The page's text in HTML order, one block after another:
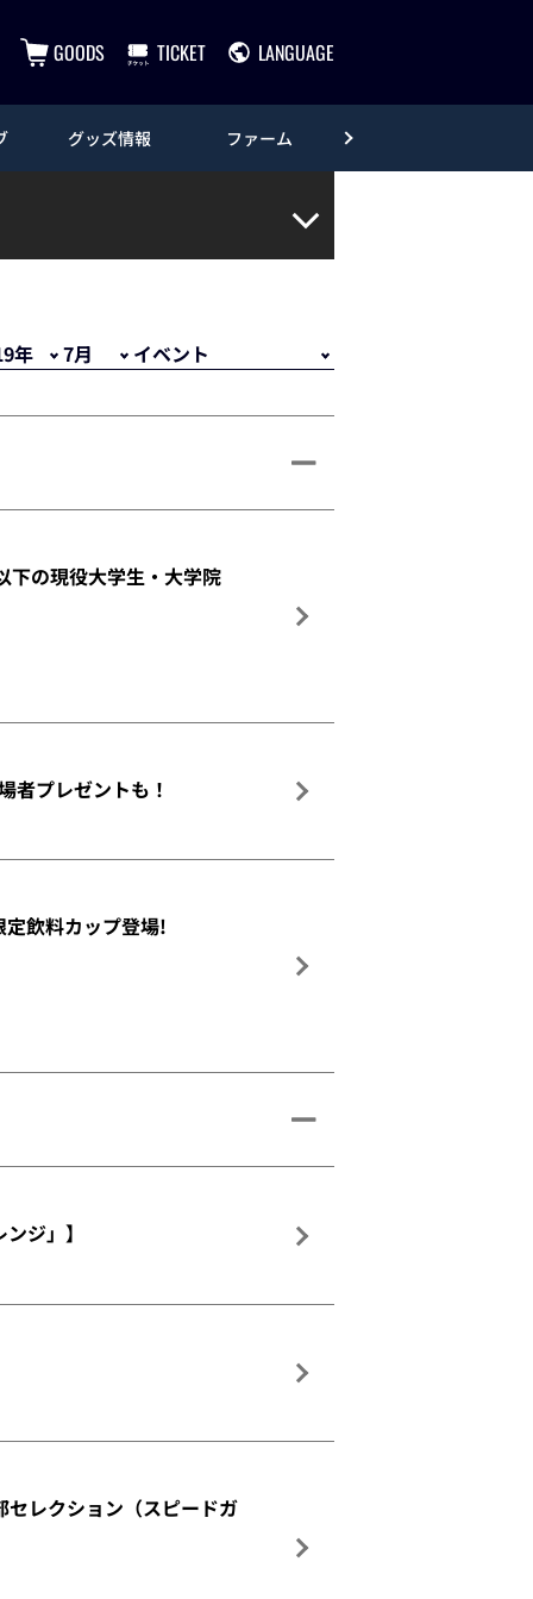
GOODS TICKET LANGUAGE
グッズ情報 ファーム
の現役大学生・大学院
者プレゼントも！
飲料カップ登場!
ジ」】
レクション（スピードガ